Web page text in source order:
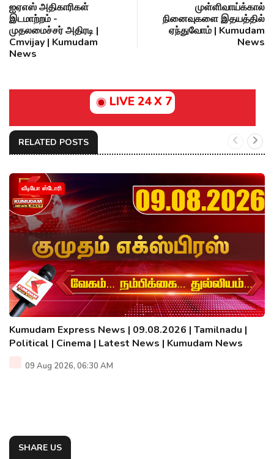
ஐஏஎஸ் அதிகாரிகள்
இடமாற்றம் -
முதலமைச்சர் அதிரடி |
Cmvijay | Kumudam
News
முள்ளிவாய்க்கால்
நினைவுகளை இதயத்தில்
ஏந்துவோம் | Kumudam
News
LIVE 24 X 7
RELATED POSTS
வீடியோ ஸ்டோரி
Kumudam Express News | 09.08.2026 | Tamilnadu |
Political | Cinema | Latest News | Kumudam News
09 Aug 2026, 06:30 AM
SHARE US